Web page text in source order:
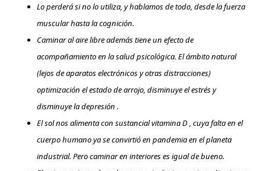
Lo perderá si no lo utiliza, y hablamos de todo, desde la fuerza
muscular hasta la cognición.
Caminar al aire libre además tiene un efecto de
acompañamiento en la salud psicológica. El ámbito natural
(lejos de aparatos electrónicos y otras distracciones)
optimización el estado de arrojo, disminuye el estrés y
disminuye la depresión .
El sol nos alimenta con sustancial vitamina D , cuya falta en el
cuerpo humano ya se convirtió en pandemia en el planeta
industrial. Pero caminar en interiores es igual de bueno.